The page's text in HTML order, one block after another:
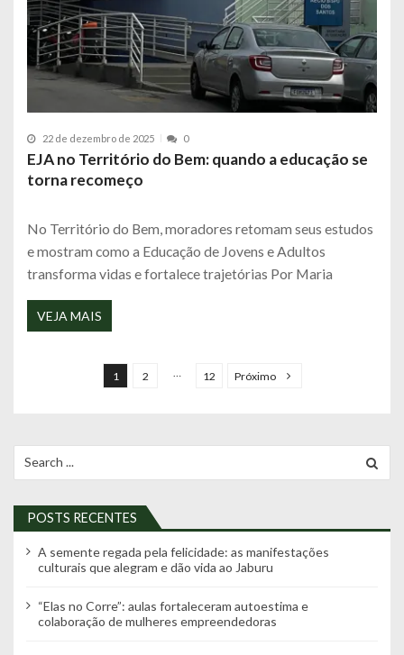
22 de dezembro de 2025 0
EJA no Território do Bem: quando a educação se
torna recomeço
No Território do Bem, moradores retomam seus estudos
e mostram como a Educação de Jovens e Adultos
transforma vidas e fortalece trajetórias Por Maria
VEJA MAIS
g
a
ç
ã
o
o
1 2 12 Próximo
for:
POSTS RECENTES
A semente regada pela felicidade: as manifestações
culturais que alegram e dão vida ao Jaburu
“Elas no Corre”: aulas fortaleceram autoestima e
colaboração de mulheres empreendedoras